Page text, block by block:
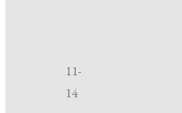
11-
14